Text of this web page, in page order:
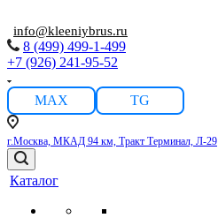
info@kleeniybrus.ru
8 (499) 499-1-499
+7 (926) 241-95-52
MAX TG
г.Москва, МКАД 94 км, Тракт Терминал, Л-29
Каталог